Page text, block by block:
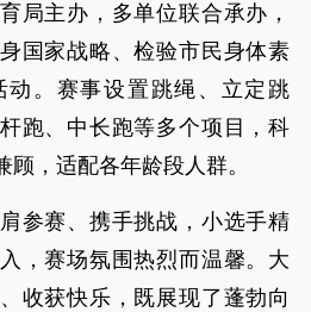
局主办，多单位联合承办，
国家战略、检验市民身体素
动。赛事设置跳绳、立定跳
跑、中长跑等多个项目，科
，适配各年龄段人群。
参赛、携手挑战，小选手精
，赛场氛围热烈而温馨。大
收获快乐，既展现了蓬勃向